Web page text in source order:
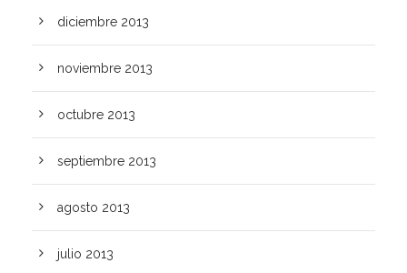
diciembre 2013
noviembre 2013
octubre 2013
septiembre 2013
agosto 2013
julio 2013